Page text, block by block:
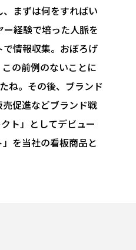
まずは何をすればい
経験で培った人脈を
情報収集。おぼろげ
の前例のないことに
ね。その後、ブランド
促進などブランド戦
ト」としてデビュー
を当社の看板商品と